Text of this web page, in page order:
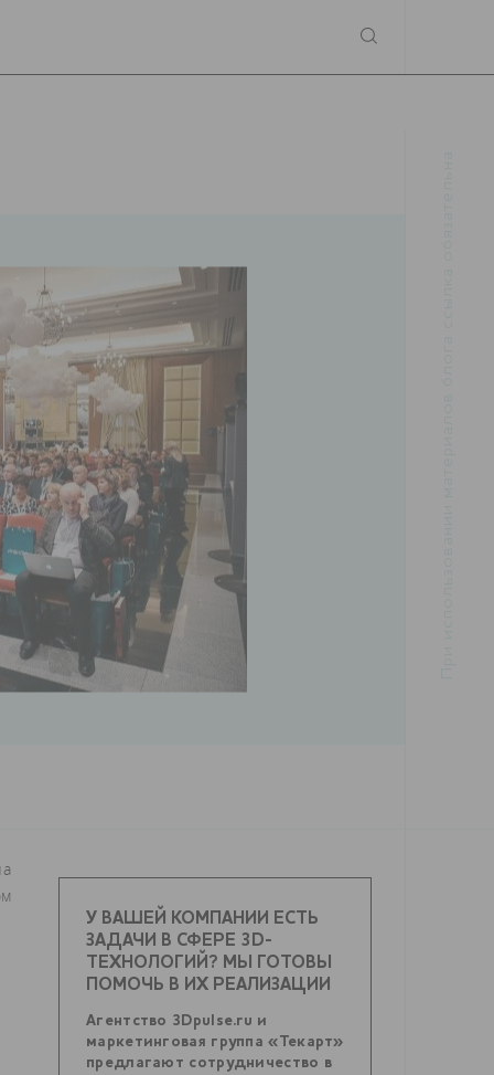
У ВАШЕЙ КОМПАНИИ ЕСТЬ
ЗАДАЧИ В СФЕРЕ 3D-
ТЕХНОЛОГИЙ? МЫ ГОТОВЫ
ПОМОЧЬ В ИХ РЕАЛИЗАЦИИ
Агентство 3Dpulse.ru и
маркетинговая группа «Текарт»
предлагают сотрудничество в